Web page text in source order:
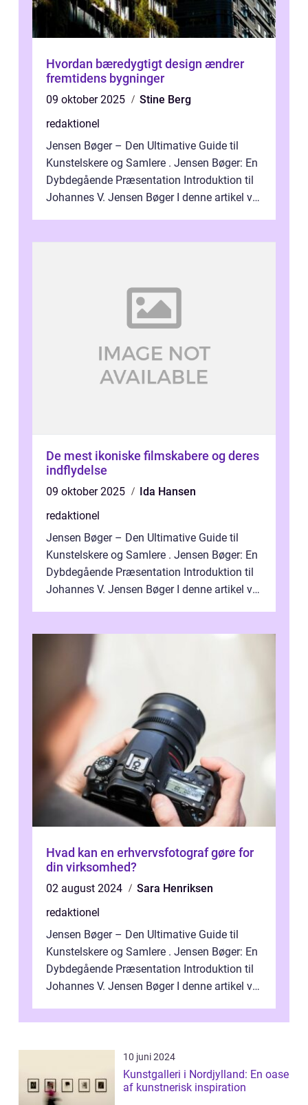
Hvordan bæredygtigt design ændrer
fremtidens bygninger
09 oktober 2025
Stine Berg
redaktionel
Jensen Bøger – Den Ultimative Guide til
Kunstelskere og Samlere . Jensen Bøger: En
Dybdegående Præsentation Introduktion til
Johannes V. Jensen Bøger I denne artikel vil
De mest ikoniske filmskabere og deres
indflydelse
09 oktober 2025
Ida Hansen
redaktionel
Jensen Bøger – Den Ultimative Guide til
Kunstelskere og Samlere . Jensen Bøger: En
Dybdegående Præsentation Introduktion til
Johannes V. Jensen Bøger I denne artikel vil
Hvad kan en erhvervsfotograf gøre for
din virksomhed?
02 august 2024
Sara Henriksen
redaktionel
Jensen Bøger – Den Ultimative Guide til
Kunstelskere og Samlere . Jensen Bøger: En
Dybdegående Præsentation Introduktion til
Johannes V. Jensen Bøger I denne artikel vil
10 juni 2024
Kunstgalleri i Nordjylland: En oase
af kunstnerisk inspiration